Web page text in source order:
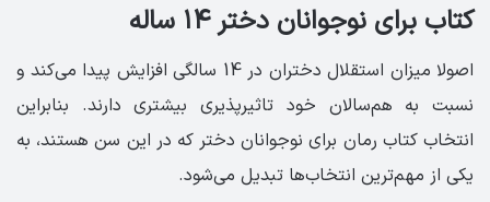
کتاب برای نوجوانان دختر ۱۴ ساله
اصولا میزان استقلال دختران در 14 سالگی افزایش پیدا می‌کند و
نسبت به هم‌سالان خود تاثیرپذیری بیشتری دارند. بنابراین
انتخاب کتاب رمان برای نوجوانان دختر که در این سن هستند، به
یکی از مهم‌ترین انتخاب‌ها تبدیل می‌شود.